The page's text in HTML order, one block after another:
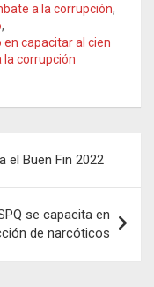
a la corrupción,
,
capacitar al cien
la corrupción
el Buen Fin 2022
se capacita en
de narcóticos